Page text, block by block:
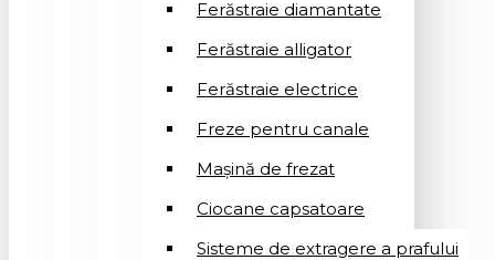
Ferăstraie diamantate
Ferăstraie alligator
Ferăstraie electrice
Freze pentru canale
Mașină de frezat
Ciocane capsatoare
Sisteme de extragere a prafului